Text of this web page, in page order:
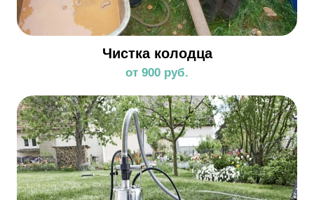
Чистка колодца
от 900 руб.